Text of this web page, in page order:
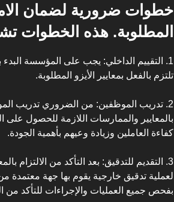
خطوات ضرورية لضمان
المطلوبة. هذه الخطوات
1. التقييم الداخلي: يجب على المؤسسة البدء
تلتزم بالفعل بمعايير الأيزو المطلوبة.
2. تدريب الموظفين: من الضروري تدريب
بالمعايير والممارسات اللازمة للحصول
كفاءة العاملين وزيادة وعيهم بأهمية الجودة.
3. التقديم للتدقيق: بعد التأكد من الالتزام
لعملية تدقيق خارجية يقوم بها جهة معتمدة
بفحص جميع العمليات والإجراءات للتأكد من